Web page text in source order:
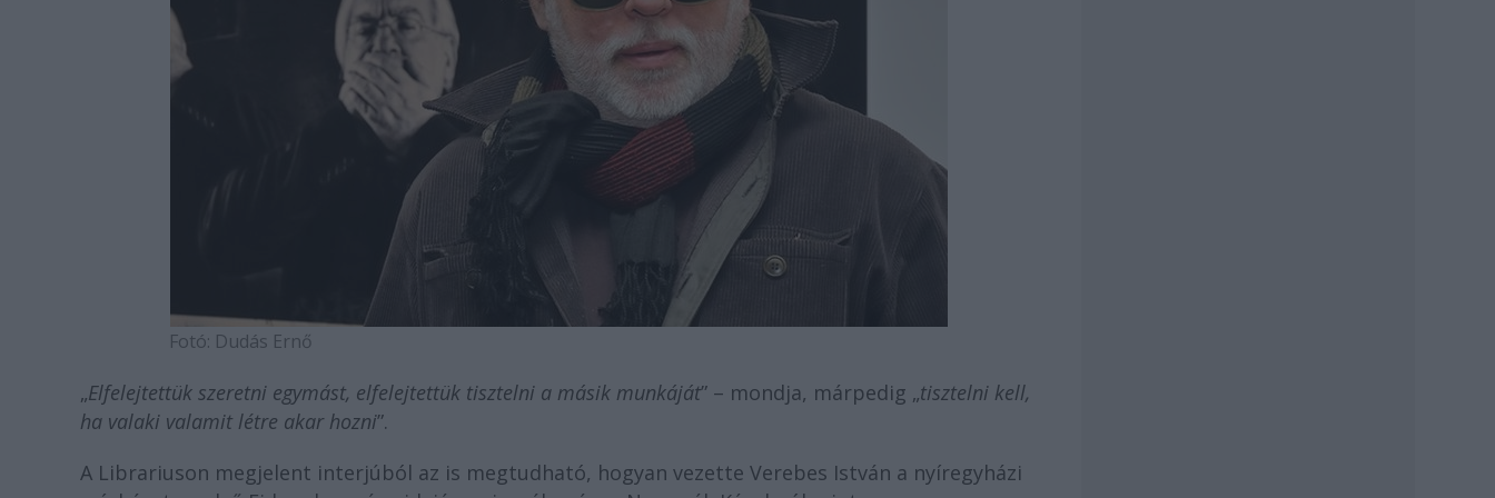
Fotó: Dudás Ernő
„Elfelejtettük szeretni egymást, elfelejtettük tisztelni a másik munkáját” – mondja, márpedig „tisztelni kell,
ha valaki valamit létre akar hozni”.
A Librariuson megjelent interjúból az is megtudható, hogyan vezette Verebes István a nyíregyházi